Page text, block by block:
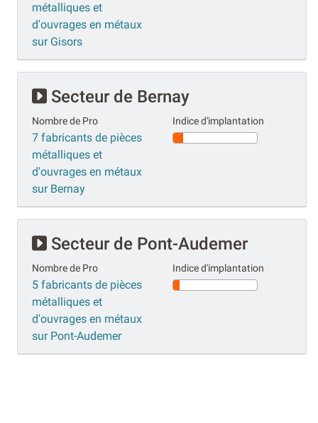
métalliques et
d'ouvrages en métaux
sur Gisors
Secteur de Bernay
Nombre de Pro
7 fabricants de pièces
métalliques et
d'ouvrages en métaux
sur Bernay
Indice d'implantation
Secteur de Pont-Audemer
Nombre de Pro
5 fabricants de pièces
métalliques et
d'ouvrages en métaux
sur Pont-Audemer
Indice d'implantation